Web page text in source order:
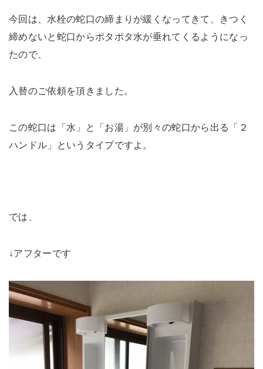
今回は、水栓の蛇口の締まりが緩くなってきて、きつく
締めないと蛇口からポタポタ水が垂れてくるようになっ
たので、
入替のご依頼を頂きました。
この蛇口は「水」と「お湯」が別々の蛇口から出る「２
ハンドル」というタイプですよ。
では、
↓アフターです